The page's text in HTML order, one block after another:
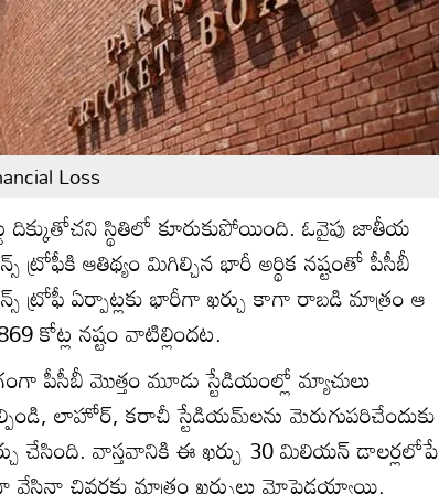
Loss
దిక్కుతోచని స్థితిలో కూరుకుపోయింది. ఓవైపు జాతీయ
ఆతిథ్యం మిగిల్చిన భారీ అర్థిక నష్టంతో పీసీబీ
ట్రోఫీ ఏర్పాట్లకు భారీగా ఖర్చు కాగా రాబడి మాత్రం ఆ
కోట్ల నష్టం వాటిల్లిందట.
పీసీబీ మొత్తం మూడు స్టేడియంల్లో మ్యాచులు
లాహోర్, కరాచీ స్టేడియమ్‌లను మెరుగుపరిచేందుకు
చేసింది. వాస్తవానికి ఈ ఖర్చు 30 మిలియన్ డాలర్లలోపే
వేసినా చివరకు మాత్రం ఖర్చులు మోపెడయ్యాయి.